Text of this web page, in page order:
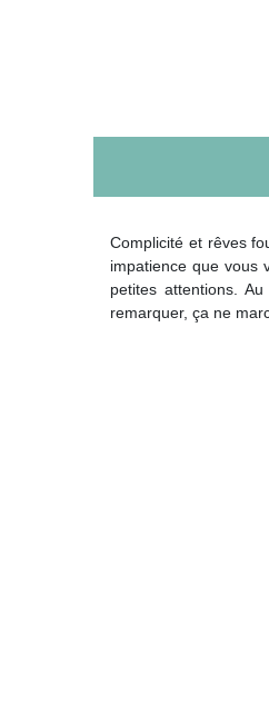
Complicité et rêves
impatience que vous
petites attentions.
remarquer, ça ne